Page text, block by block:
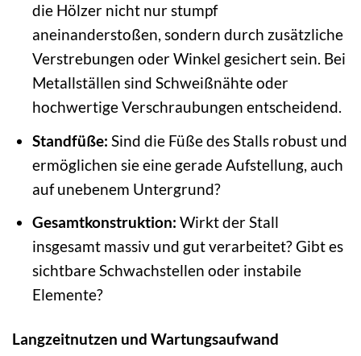
die Hölzer nicht nur stumpf
aneinanderstoßen, sondern durch zusätzliche
Verstrebungen oder Winkel gesichert sein. Bei
Metallställen sind Schweißnähte oder
hochwertige Verschraubungen entscheidend.
Standfüße: Sind die Füße des Stalls robust und
ermöglichen sie eine gerade Aufstellung, auch
auf unebenem Untergrund?
Gesamtkonstruktion: Wirkt der Stall
insgesamt massiv und gut verarbeitet? Gibt es
sichtbare Schwachstellen oder instabile
Elemente?
Langzeitnutzen und Wartungsaufwand